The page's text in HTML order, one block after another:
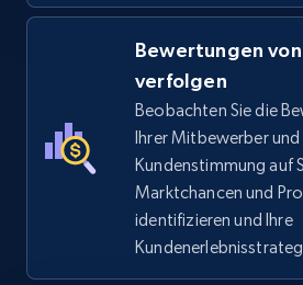
TikTok Shop - category
URL, Title, Available, Description,
price, Final price, Discount
668+
Bewertungen
verfolgen
Beobachten Sie die
Ihrer Mitbewerber und
Kundenstimmung auf
Marktchancen und
identifizieren und Ihre